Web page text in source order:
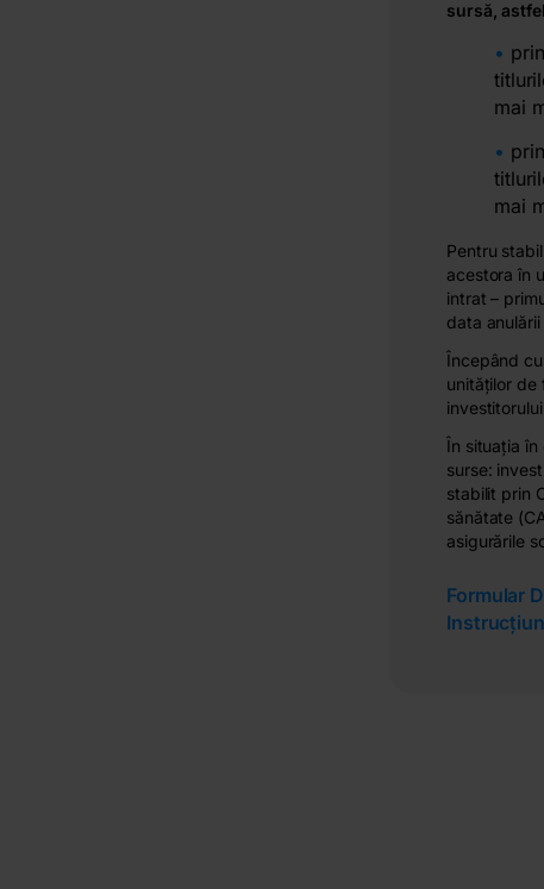
sursă,
mai
mai
Pentru
acestora în
intrat –
data
Începând
unităților de
În situația în
surse:
stabilit prin
sănătate
asigurările
Formular